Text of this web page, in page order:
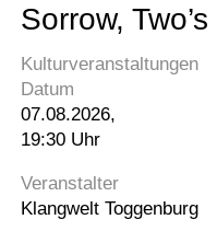
Sorrow,
Kulturveranstaltungen
Datum
07.08.2026,
19:30 Uhr
Veranstalter
Klangwelt Toggenburg